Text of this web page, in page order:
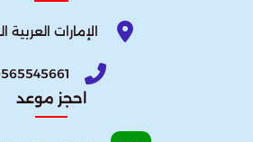
الإمارات العربية
احجز موعد